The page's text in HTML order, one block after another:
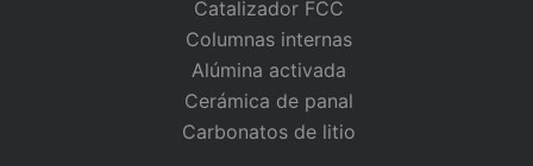
Catalizador FCC
Columnas internas
Alúmina activada
Cerámica de panal
Carbonatos de litio